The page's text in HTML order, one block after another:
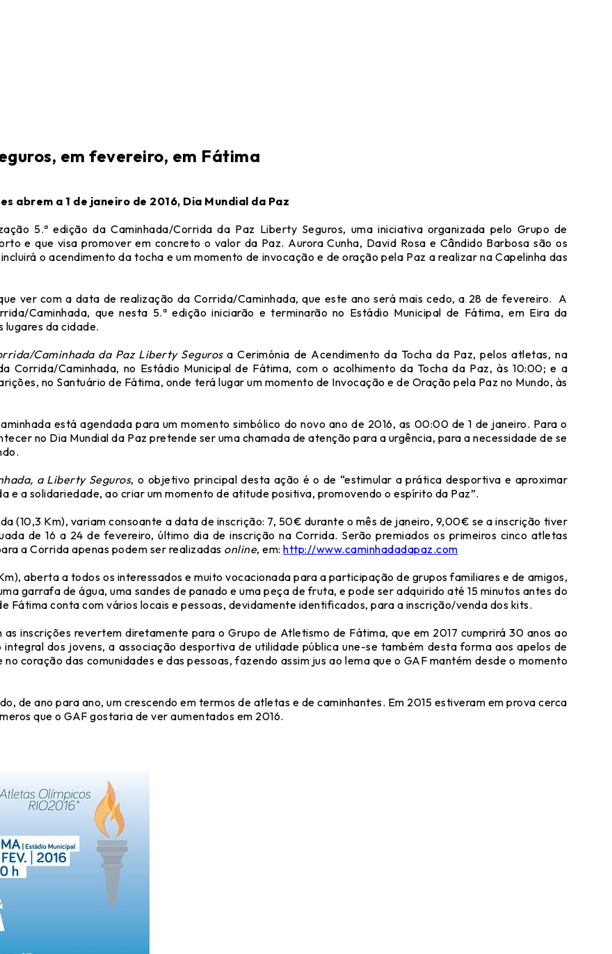
em fevereiro, em Fátima
abrem a 1 de janeiro de 2016, Dia Mundial da Paz
5.ª edição da Caminhada/Corrida da Paz Liberty Seguros, uma iniciativa organizada pelo Grupo de
e que visa promover em concreto o valor da Paz. Aurora Cunha, David Rosa e Cândido Barbosa são os
o acendimento da tocha e um momento de invocação e de oração pela Paz a realizar na Capelinha das
ver com a data de realização da Corrida/Caminhada, que este ano será mais cedo, a 28 de fevereiro. A
Caminhada, que nesta 5.ª edição iniciarão e terminarão no Estádio Municipal de Fátima, em Eira da
da cidade.
Caminhada da Paz Liberty Segurosa Cerimónia de Acendimento da Tocha da Paz, pelos atletas, na
Corrida/Caminhada, no Estádio Municipal de Fátima, com o acolhimento da Tocha da Paz, às 10:00; e a
no Santuário de Fátima, onde terá lugar um momento de Invocação e de Oração pela Paz no Mundo, às
está agendada para um momento simbólico do novo ano de 2016, as 00:00 de 1 de janeiro. Para o
no Dia Mundial da Paz pretende ser uma chamada de atenção para a urgência, para a necessidade de se
a Liberty Seguros, o objetivo principal desta ação é o de “estimular a prática desportiva e aproximar
e a solidariedade, ao criar um momento de atitude positiva, promovendo o espírito da Paz”.
(10,3 Km), variam consoante a data de inscrição: 7, 50€ durante o mês de janeiro, 9,00€ se a inscrição tiver
de 16 a 24 de fevereiro, último dia de inscrição na Corrida. Serão premiados os primeiros cinco atletas
a Corrida apenas podem ser realizadas online, em: http://www.caminhadadapaz.com
aberta a todos os interessados e muito vocacionada para a participação de grupos familiares e de amigos,
garrafa de água, uma sandes de panado e uma peça de fruta, e pode ser adquirido até 15 minutos antes do
Fátima conta com vários locais e pessoas, devidamente identificados, para a inscrição/venda dos kits.
inscrições revertem diretamente para o Grupo de Atletismo de Fátima, que em 2017 cumprirá 30 anos ao
dos jovens, a associação desportiva de utilidade pública une-se também desta forma aos apelos de
coração das comunidades e das pessoas, fazendo assim jus ao lema que o GAF mantém desde o momento
de ano para ano, um crescendo em termos de atletas e de caminhantes. Em 2015 estiveram em prova cerca
que o GAF gostaria de ver aumentados em 2016.